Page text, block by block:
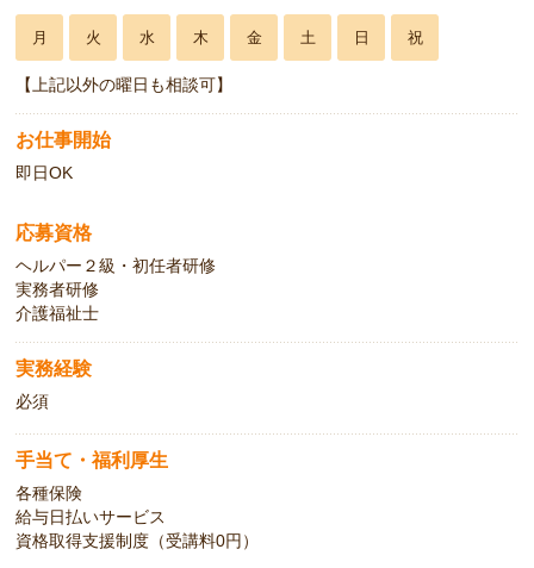
月 火 水 木 金 土 日 祝
【上記以外の曜日も相談可】
お仕事開始
即日OK
応募資格
ヘルパー２級・初任者研修
実務者研修
介護福祉士
実務経験
必須
手当て・福利厚生
各種保険
給与日払いサービス
資格取得支援制度（受講料0円）